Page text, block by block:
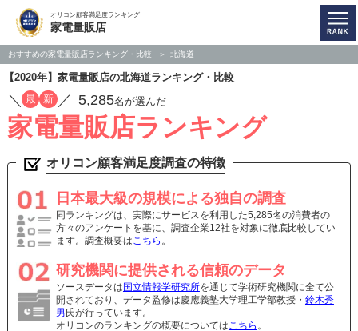
オリコン顧客満足度ランキング
家電量販店
おすすめの家電量販店ランキング・比較 北海道
【2020年】家電量販店の北海道ランキング・比較
／ 最 新 ／ 5,285名が選んだ
家電量販店ランキング
オリコン顧客満足度調査の特徴
日本最大級の規模による独自の調査
同ランキングは、実際にサービスを利用した5,285名の消費者の
方々のアンケートを基に、調査企業12社を対象に徹底比較してい
ます。調査概要はこちら 。
研究機関に提供される信頼のデータ
ソースデータは 国立情報学研究所を通じて学術研究機関に全て公
開されており、データ監修は慶應義塾大学理工学部教授・ 鈴木秀
男 氏が行っています。
オリコンのランキングの概要についてはこちら 。